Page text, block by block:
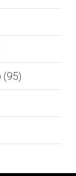
(95)